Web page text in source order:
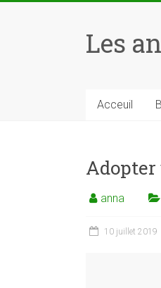
Les
Acceuil
Adopter
anna
10 juillet 2019